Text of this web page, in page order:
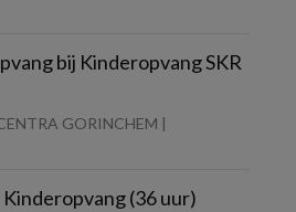
bij Kinderopvang SKR
GORINCHEM |
(36 uur)